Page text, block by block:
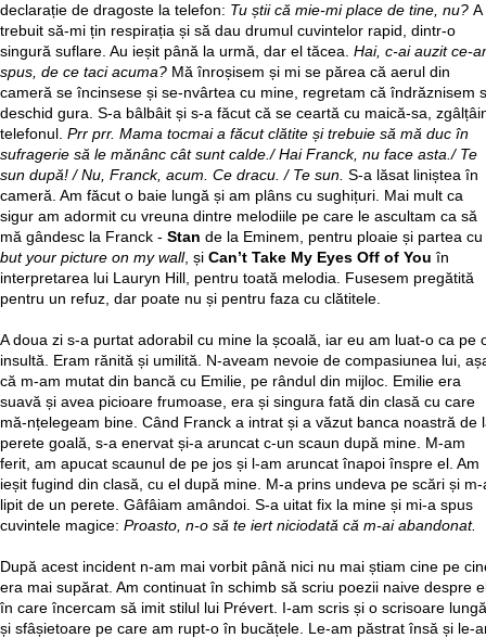
declarație de dragoste la telefon: Tu știi că mie-mi place de tine, nu? A
trebuit să-mi țin respirația și să dau drumul cuvintelor rapid, dintr-o
singură suflare. Au ieșit până la urmă, dar el tăcea. Hai, c-ai auzit ce-
spus, de ce taci acuma? Mă înroșisem și mi se părea că aerul din
cameră se încinsese și se-nvârtea cu mine, regretam că îndrăznisem
deschid gura. S-a bâlbâit și s-a făcut că se ceartă cu maică-sa,
telefonul. Prr prr. Mama tocmai a făcut clătite și trebuie să mă duc în
sufragerie să le mănânc cât sunt calde./ Hai Franck, nu face asta./ Te
sun după! / Nu, Franck, acum. Ce dracu. / Te sun. S-a lăsat liniștea în
cameră. Am făcut o baie lungă și am plâns cu sughițuri. Mai mult ca
sigur am adormit cu vreuna dintre melodiile pe care le ascultam ca să
mă gândesc la Franck - Stan de la Eminem, pentru ploaie și partea cu
but your picture on my wall, și Can’t Take My Eyes Off of You în
interpretarea lui Lauryn Hill, pentru toată melodia. Fusesem pregătită
pentru un refuz, dar poate nu și pentru faza cu clătitele.
A doua zi s-a purtat adorabil cu mine la școală, iar eu am luat-o ca pe
insultă. Eram rănită și umilită. N-aveam nevoie de compasiunea lui,
că m-am mutat din bancă cu Emilie, pe rândul din mijloc. Emilie era
suavă și avea picioare frumoase, era și singura fată din clasă cu care
mă-nțelegeam bine. Când Franck a intrat și a văzut banca noastră de
perete goală, s-a enervat și-a aruncat c-un scaun după mine. M-am
ferit, am apucat scaunul de pe jos și l-am aruncat înapoi înspre el. Am
ieșit fugind din clasă, cu el după mine. M-a prins undeva pe scări și m-
lipit de un perete. Gâfâiam amândoi. S-a uitat fix la mine și mi-a spus
cuvintele magice: Proasto, n-o să te iert niciodată că m-ai abandonat.
După acest incident n-am mai vorbit până nici nu mai știam cine pe
era mai supărat. Am continuat în schimb să scriu poezii naive despre
în care încercam să imit stilul lui Prévert. I-am scris și o scrisoare lungă
și sfâșietoare pe care am rupt-o în bucățele. Le-am păstrat însă și le-